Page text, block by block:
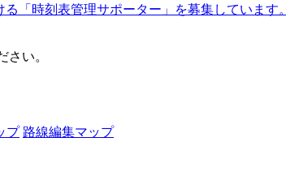
「時刻表管理サポーター」を募集しています。
さい。
プ 路線編集マップ